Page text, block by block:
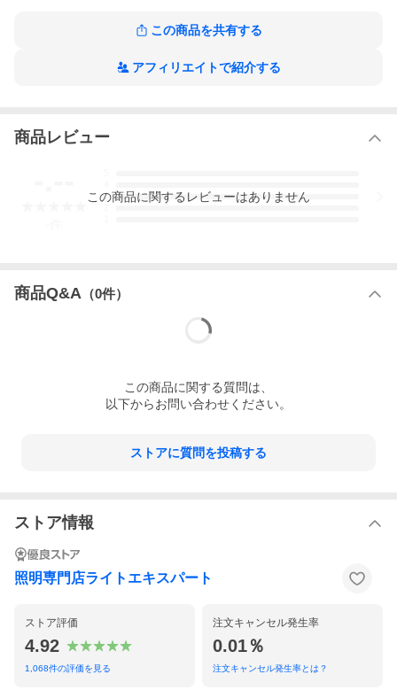
この商品を共有する
アフィリエイトで紹介する
商品レビュー
3
この商品に関するレビューはありません
商品Q&A （0件）
この商品に関する質問は、
以下からお問い合わせください。
ストアに質問を投稿する
ストア情報
照明専門店ライトエキスパート
ストア評価
4.92
1,068件の評価を見る
注文キャンセル発生率
0.01％
注文キャンセル発生率とは？